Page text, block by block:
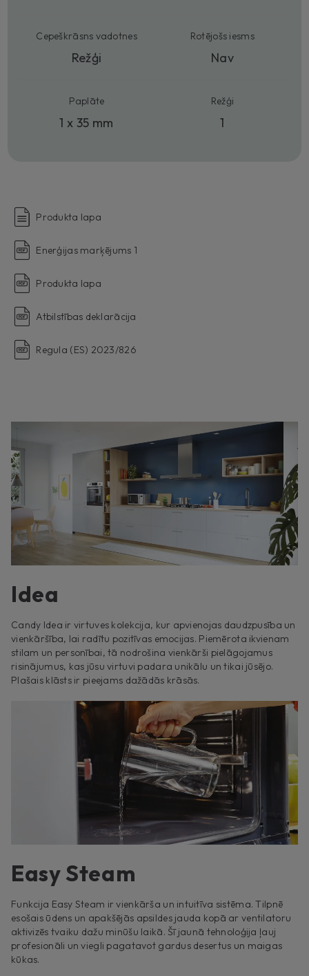
Cepeškrāsns vadotnes
Režģi
Rotējošs iesms
Nav
Paplāte
1 x 35 mm
Režģi
1
Produkta lapa
Enerģijas marķējums 1
Produkta lapa
Atbilstības deklarācija
Regula (ES) 2023/826
Idea
Candy Idea ir virtuves kolekcija, kur apvienojas daudzpusība un
vienkāršība, lai radītu pozitīvas emocijas. Piemērota ikvienam
stilam un personībai, tā nodrošina vienkārši pielāgojamus
risinājumus, kas jūsu virtuvi padara unikālu un tikai jūsējo.
Plašais klāsts ir pieejams dažādās krāsās.
Easy Steam
Funkcija Easy Steam ir vienkārša un intuitīva sistēma. Tilpnē
esošais ūdens un apakšējās apsildes jauda kopā ar ventilatoru
aktivizēs tvaiku dažu minūšu laikā. Šī jaunā tehnoloģija ļauj
profesionāli un viegli pagatavot gardus desertus un maigas
kūkas.